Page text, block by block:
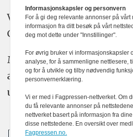
Vi bruker KI-verktøy som
Claude, og Gemini i
Medier24s redaksjon
ansvar for publisert
uten bruk av kunstig
Informasjonskapsler og personvern
For å gi deg relevante annonser på vårt
informasjon fra ditt besøk på vårt
deg mot dette under "Innstillinger".
For øvrig bruker vi informasjonskapsler
analyse, for å sammenligne nettlesere,
og for å utvikle og tilby nødvendig
personvernerklæring.
Vi er med i Fagpressen-nettverket. Om
du få relevante annonser på
nettverket basert på informasjon fra
disse nettstedene. En oversikt over
Fagpressen.no.